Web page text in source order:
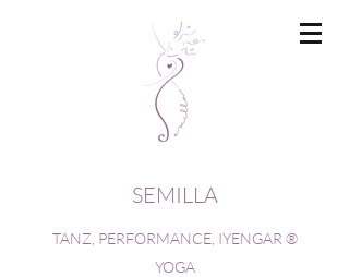
SEMILLA
TANZ, PERFORMANCE, IYENGAR ®
YOGA